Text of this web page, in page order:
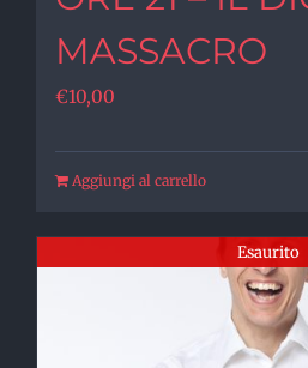
MASSACRO
€10,00
Aggiungi al carrello
Esaurito